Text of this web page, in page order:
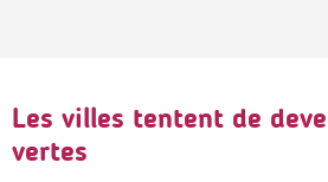
Les villes tentent de
vertes